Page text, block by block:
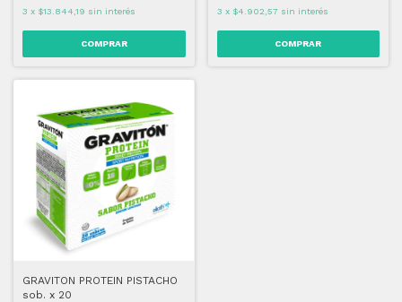
3 x $13.844,19 sin interés 3 x $4.902,57 sin interés
GRAVITON PROTEIN PISTACHO
sob. x 20